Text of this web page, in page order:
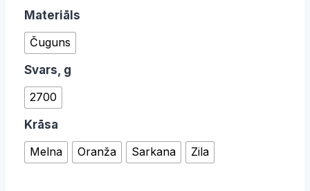
Materiāls
Čuguns
Svars, g
2700
Krāsa
Melna
Oranža Sarkana Zila